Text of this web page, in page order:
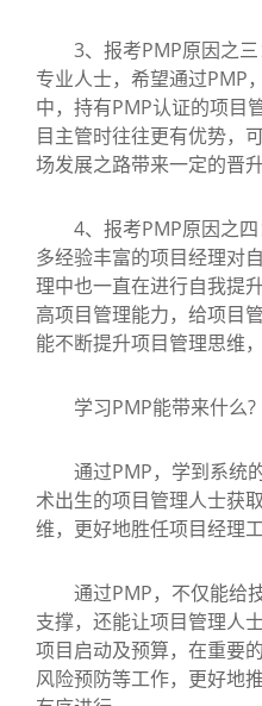
3、报考PMP原因之三
专业人士，希望通过PMP
中，持有PMP认证的项目
目主管时往往更有优势，
场发展之路带来一定的晋升
4、报考PMP原因之四
多经验丰富的项目经理对
理中也一直在进行自我提
高项目管理能力，给项目
能不断提升项目管理思维
学习PMP能带来什么?
通过PMP，学到系统
术出生的项目管理人士获
维，更好地胜任项目经理工
通过PMP，不仅能给
支撑，还能让项目管理人
项目启动及预算，在重要
风险预防等工作，更好地